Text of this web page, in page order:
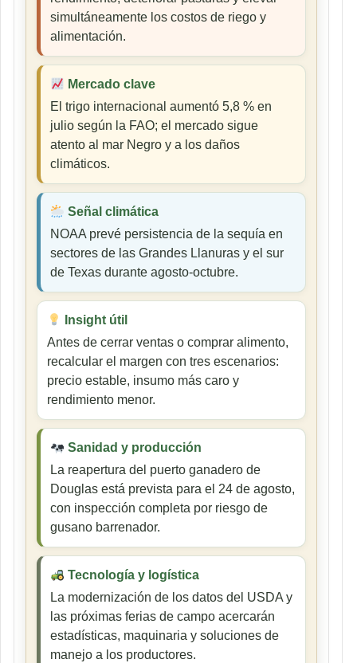
simultáneamente los costos de riego y
alimentación.
Mercado clave
El trigo internacional aumentó 5,8 % en
julio según la FAO; el mercado sigue
atento al mar Negro y a los daños
climáticos.
Señal climática
NOAA prevé persistencia de la sequía en
sectores de las Grandes Llanuras y el sur
de Texas durante agosto-octubre.
Insight útil
Antes de cerrar ventas o comprar alimento,
recalcular el margen con tres escenarios:
precio estable, insumo más caro y
rendimiento menor.
Sanidad y producción
La reapertura del puerto ganadero de
Douglas está prevista para el 24 de agosto,
con inspección completa por riesgo de
gusano barrenador.
Tecnología y logística
La modernización de los datos del USDA y
las próximas ferias de campo acercarán
estadísticas, maquinaria y soluciones de
manejo a los productores.